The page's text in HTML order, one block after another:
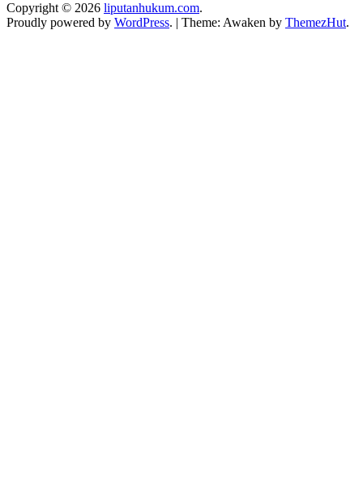
Copyright © 2026 liputanhukum.com.
Proudly powered by WordPress. | Theme: Awaken by ThemezHut.